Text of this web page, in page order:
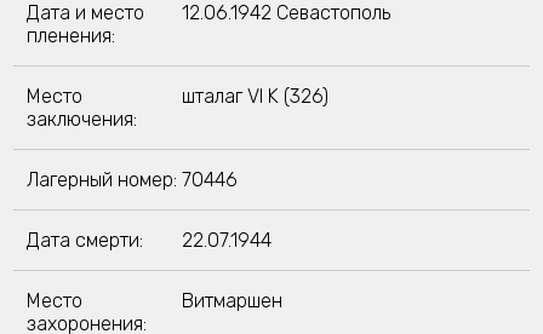
Дата и место
пленения:
12.06.1942 Севастополь
Место
заключения:
шталаг VI K (326)
Лагерный номер: 70446
Дата смерти: 22.07.1944
Место
захоронения:
Витмаршен